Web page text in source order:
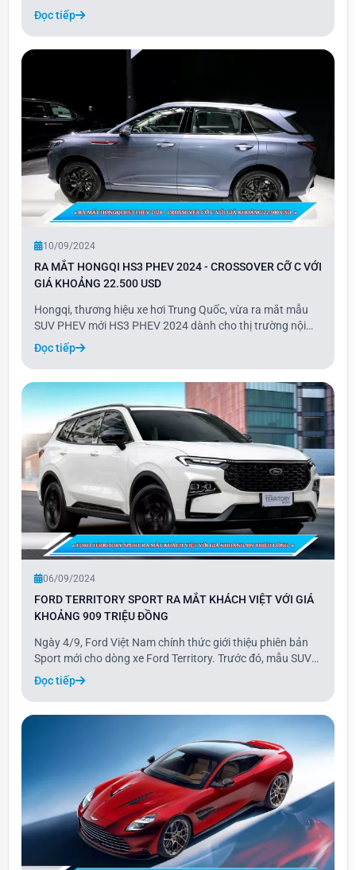
Quốc. Dự kiến ra mắt vào tháng 10, M6 sẽ giao xe cho
khách trong vòng một đến hai tháng sau đó. Hiện tại, mẫu
xe này chỉ có một phiên bản và chưa côn
Đọc tiếp
10/09/2024
RA MẮT HONGQI HS3 PHEV 2024 - CROSSOVER CỠ C VỚI
GIÁ KHOẢNG 22.500 USD
Hongqi, thương hiệu xe hơi Trung Quốc, vừa ra mắt mẫu
SUV PHEV mới HS3 PHEV 2024 dành cho thị trường nội
địa. Mẫu xe này được phát triển từ phiên bản chạy xăng
HS3, trang bị động cơ xăng 1.5 kết hợp môtơ điện, pin 18,4
kWh và bộ sạc 2,8 kW, cho phạm vi ho
Đọc tiếp
06/09/2024
FORD TERRITORY SPORT RA MẮT KHÁCH VIỆT VỚI GIÁ
KHOẢNG 909 TRIỆU ĐỒNG
Ngày 4/9, Ford Việt Nam chính thức giới thiệu phiên bản
Sport mới cho dòng xe Ford Territory. Trước đó, mẫu SUV
cỡ C này đã có 3 phiên bản là Trend, Titanium và Titanium
X. Territory Sport có giá bán 909 triệu đồng, nằm giữa hai
phiên bản Titanium (889 tr
Đọc tiếp